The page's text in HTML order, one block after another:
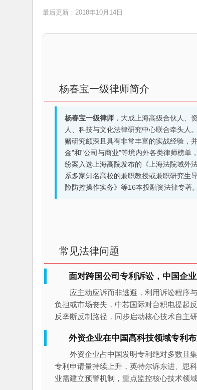
最后更新：2018年10月14日
杨春宝一级律师简介
杨春宝一级律师，大成上海高级合伙人、
人、科技与文化法律研究中心联合牵头人
赌研究颇深且具有非常丰富的实战经验，
金"和"公司与商业"等境内外各类律师榜单
纷案入选上海高院发布的《上海法院域外
系多家知名高校的兼职教授或兼职研究生
险防控操作实务》等16本投融资法律专著。
常见法律问题
面对跨国公司专利诉讼，中国企
应主动应诉而非逃避，利用诉讼程序
负担或市场丧失，中芯国际对台积电提起
反垄断反制路径，同步启动核心技术自主研
外资企业在中国高科技领域专利
外资企业占中国发明专利绝对多数且
专利申请量持续上升，英特尔诉东进、思
业需建立预警机制，重点监控核心技术领